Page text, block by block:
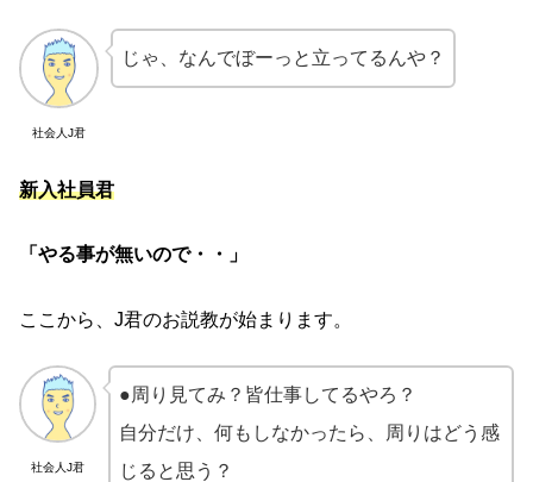
社会人J君
じゃ、なんでぼーっと立ってるんや？
新入社員君
「やる事が無いので・・」
ここから、J君のお説教が始まります。
社会人J君
●周り見てみ？皆仕事してるやろ？
自分だけ、何もしなかったら、周りはどう感
じると思う？